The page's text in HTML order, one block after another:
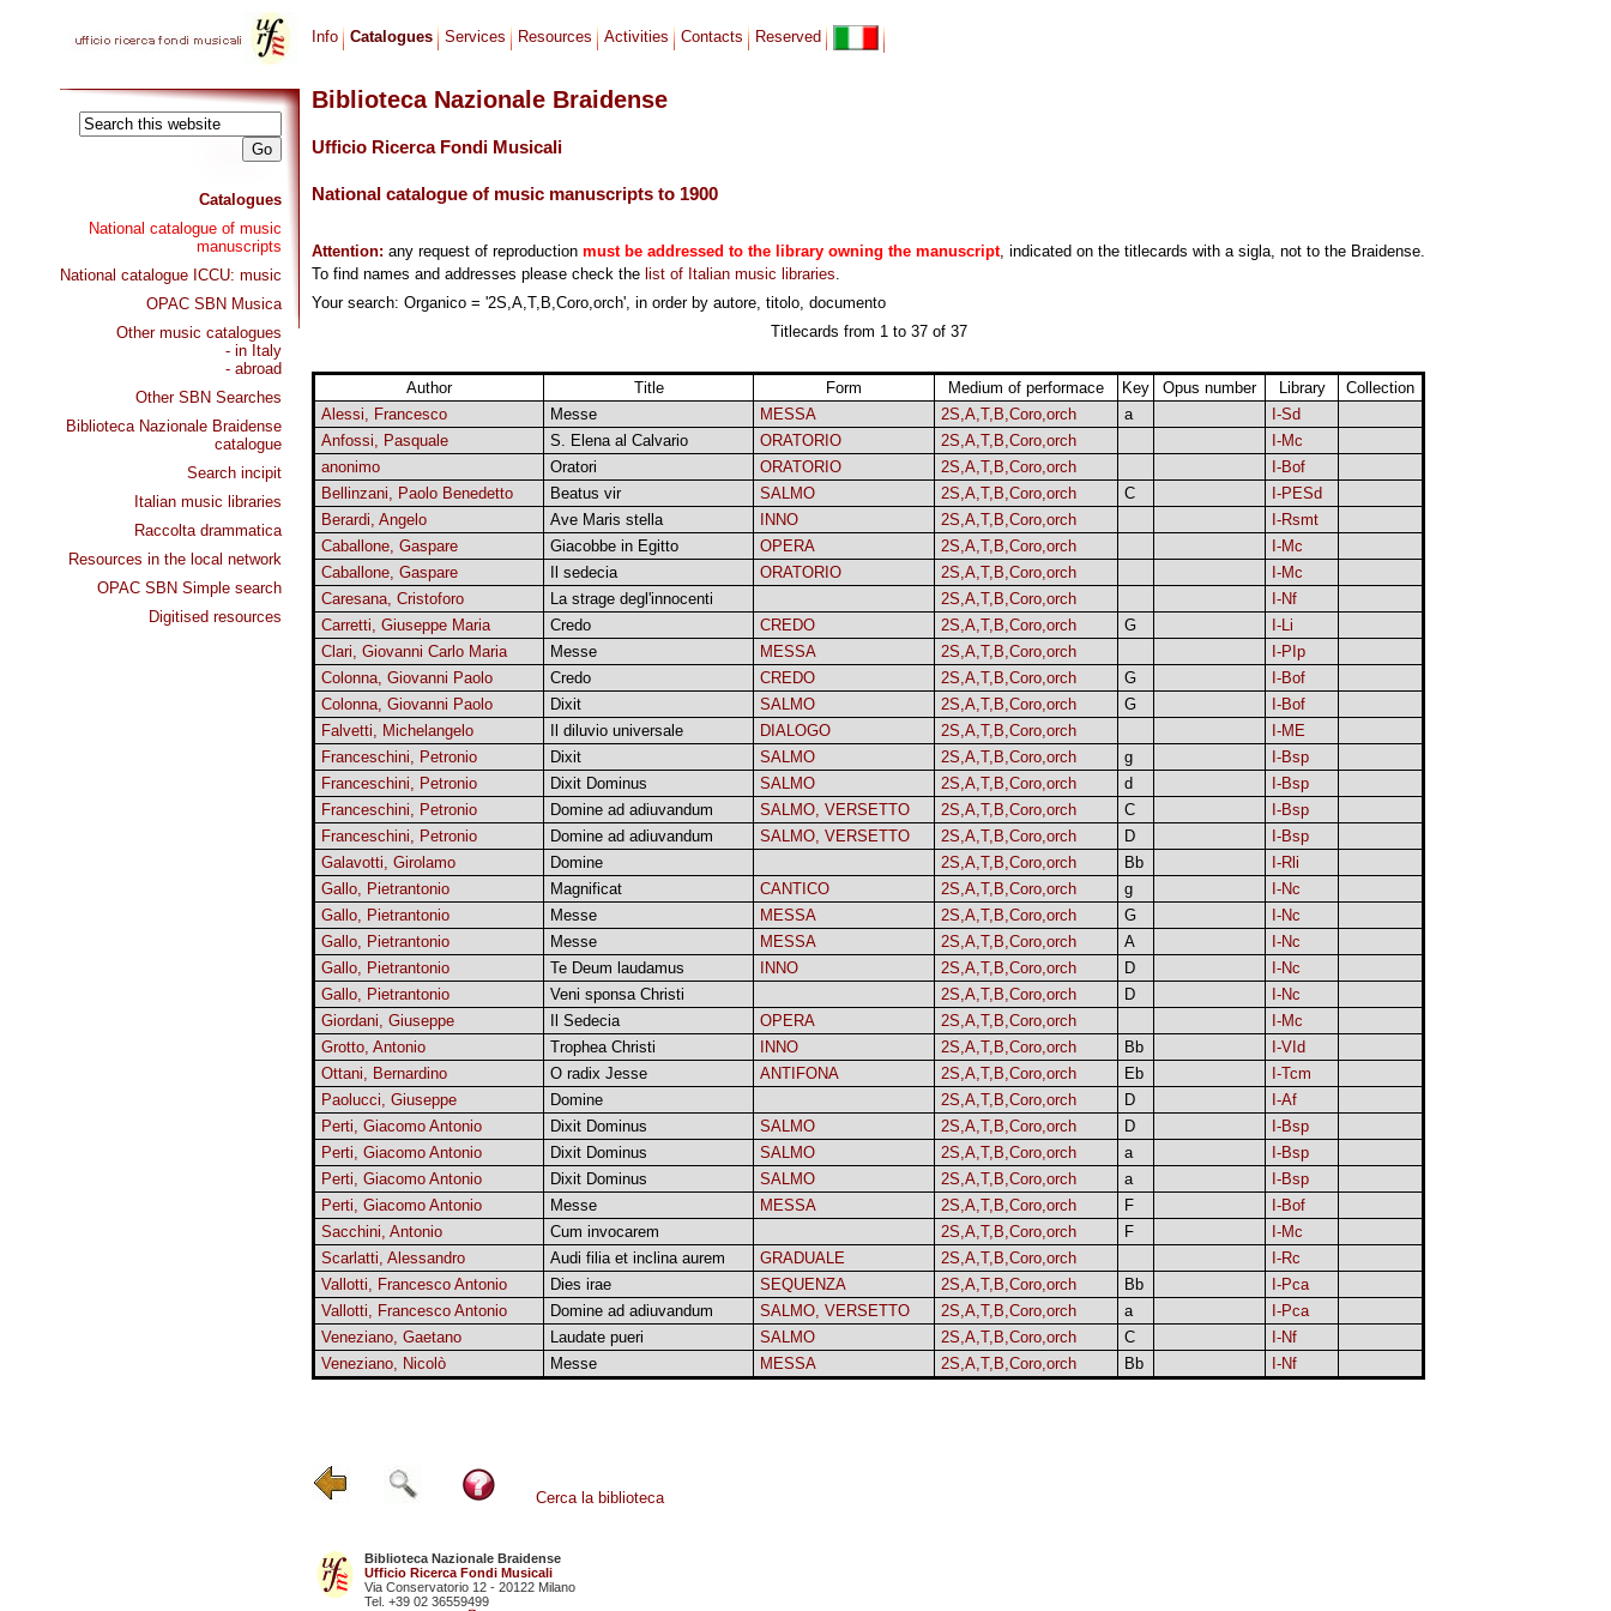
Catalogues
National catalogue of music
manuscripts
National catalogue ICCU: music
OPAC SBN Musica
Other music catalogues
- in Italy
- abroad
Other SBN Searches
Biblioteca Nazionale Braidense
catalogue
Search incipit
Italian music libraries
Raccolta drammatica
Resources in the local network
OPAC SBN Simple search
Digitised resources
Info Catalogues Services Resources Activities Contacts Reserved
Biblioteca Nazionale Braidense
Ufficio Ricerca Fondi Musicali
National catalogue of music manuscripts to 1900
Attention: any request of reproduction must be addressed to the library owning the manuscript, indicated on the titlecards with a sigla, not to the Braidense.
To find names and addresses please check the list of Italian music libraries.
Your search: Organico = '2S,A,T,B,Coro,orch', in order by autore, titolo, documento
Titlecards from 1 to 37 of 37
Author Title Form Medium of performace Key Opus number Library
Collection
Alessi, Francesco
Messe MESSA 2S,A,T,B,Coro,orch a
I-Sd
Anfossi, Pasquale
S. Elena al Calvario ORATORIO 2S,A,T,B,Coro,orch
I-Mc
anonimo
Oratori ORATORIO 2S,A,T,B,Coro,orch
I-Bof
Bellinzani, Paolo Benedetto
Beatus vir SALMO 2S,A,T,B,Coro,orch C
I-PESd
Berardi, Angelo
Ave Maris stella INNO 2S,A,T,B,Coro,orch
I-Rsmt
Caballone, Gaspare
Giacobbe in Egitto OPERA 2S,A,T,B,Coro,orch
I-Mc
Caballone, Gaspare
Il sedecia ORATORIO 2S,A,T,B,Coro,orch
I-Mc
Caresana, Cristoforo
La strage degl'innocenti 2S,A,T,B,Coro,orch
I-Nf
Carretti, Giuseppe Maria
Credo CREDO 2S,A,T,B,Coro,orch G
I-Li
Clari, Giovanni Carlo Maria
Messe MESSA 2S,A,T,B,Coro,orch
I-PIp
Colonna, Giovanni Paolo
Credo CREDO 2S,A,T,B,Coro,orch G
I-Bof
Colonna, Giovanni Paolo
Dixit SALMO 2S,A,T,B,Coro,orch G
I-Bof
Falvetti, Michelangelo
Il diluvio universale DIALOGO 2S,A,T,B,Coro,orch
I-ME
Franceschini, Petronio
Dixit SALMO 2S,A,T,B,Coro,orch g
I-Bsp
Franceschini, Petronio
Dixit Dominus SALMO 2S,A,T,B,Coro,orch d
I-Bsp
Franceschini, Petronio
Domine ad adiuvandum SALMO, VERSETTO 2S,A,T,B,Coro,orch C
I-Bsp
Franceschini, Petronio
Domine ad adiuvandum SALMO, VERSETTO 2S,A,T,B,Coro,orch D
I-Bsp
Galavotti, Girolamo
Domine 2S,A,T,B,Coro,orch Bb
I-Rli
Gallo, Pietrantonio
Magnificat CANTICO 2S,A,T,B,Coro,orch g
I-Nc
Gallo, Pietrantonio
Messe MESSA 2S,A,T,B,Coro,orch G
I-Nc
Gallo, Pietrantonio
Messe MESSA 2S,A,T,B,Coro,orch A
I-Nc
Gallo, Pietrantonio
Te Deum laudamus INNO 2S,A,T,B,Coro,orch D
I-Nc
Gallo, Pietrantonio
Veni sponsa Christi 2S,A,T,B,Coro,orch D
I-Nc
Giordani, Giuseppe
Il Sedecia OPERA 2S,A,T,B,Coro,orch
I-Mc
Grotto, Antonio
Trophea Christi INNO 2S,A,T,B,Coro,orch Bb
I-VId
Ottani, Bernardino
O radix Jesse ANTIFONA 2S,A,T,B,Coro,orch Eb
I-Tcm
Paolucci, Giuseppe
Domine 2S,A,T,B,Coro,orch D
I-Af
Perti, Giacomo Antonio
Dixit Dominus SALMO 2S,A,T,B,Coro,orch D
I-Bsp
Perti, Giacomo Antonio
Dixit Dominus SALMO 2S,A,T,B,Coro,orch a
I-Bsp
Perti, Giacomo Antonio
Dixit Dominus SALMO 2S,A,T,B,Coro,orch a
I-Bsp
Perti, Giacomo Antonio
Messe MESSA 2S,A,T,B,Coro,orch F
I-Bof
Sacchini, Antonio
Cum invocarem 2S,A,T,B,Coro,orch F
I-Mc
Scarlatti, Alessandro
Audi filia et inclina aurem GRADUALE 2S,A,T,B,Coro,orch
I-Rc
Vallotti, Francesco Antonio
Dies irae SEQUENZA 2S,A,T,B,Coro,orch Bb
I-Pca
Vallotti, Francesco Antonio
Domine ad adiuvandum SALMO, VERSETTO 2S,A,T,B,Coro,orch a
I-Pca
Veneziano, Gaetano
Laudate pueri SALMO 2S,A,T,B,Coro,orch C
I-Nf
Veneziano, Nicolò
Messe MESSA 2S,A,T,B,Coro,orch Bb I-Nf
Cerca la biblioteca
Biblioteca Nazionale Braidense
Ufficio Ricerca Fondi Musicali
Via Conservatorio 12 - 20122 Milano
Tel. +39 02 36559499